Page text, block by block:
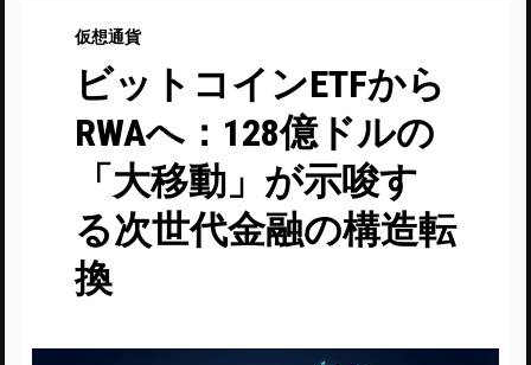
仮想通貨
ビットコインETFから
RWAへ：128億ドルの
「大移動」が示唆す
る次世代金融の構造転
換